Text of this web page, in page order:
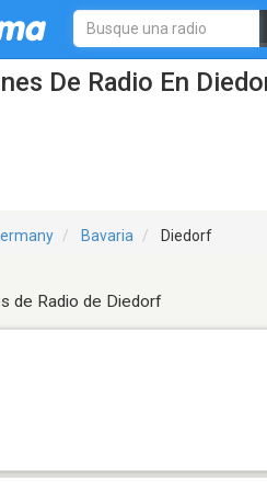
De Radio En
Bavaria Diedorf
de Radio de Diedorf